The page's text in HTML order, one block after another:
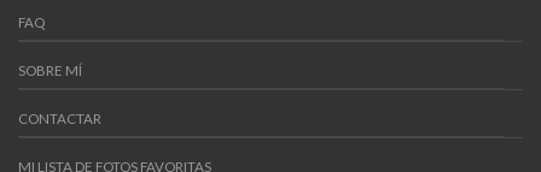
FAQ
SOBRE MÍ
CONTACTAR
MI LISTA DE FOTOS FAVORITAS